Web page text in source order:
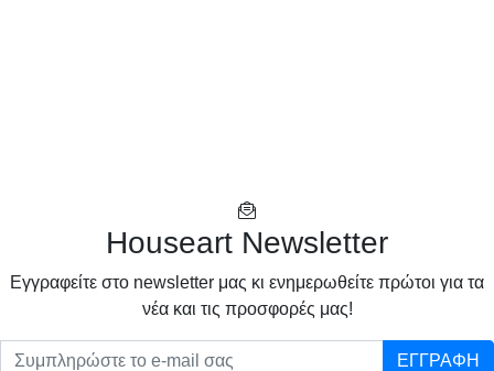
Houseart Newsletter
Eγγραφείτε στο newsletter μας κι ενημερωθείτε πρώτοι για τα
νέα και τις προσφορές μας!
ΕΓΓΡΑΦΗ